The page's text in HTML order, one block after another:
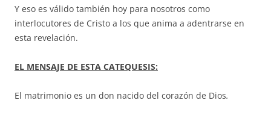
Y eso es válido también hoy para nosotros como
interlocutores de Cristo a los que anima a adentrarse en
esta revelación.
EL MENSAJE DE ESTA CATEQUESIS:
El matrimonio es un don nacido del corazón de Dios.